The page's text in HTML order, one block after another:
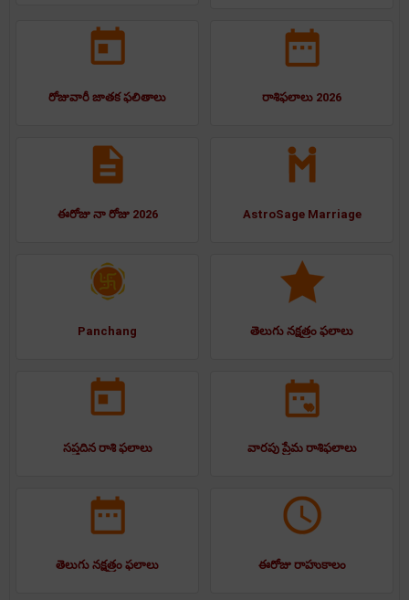
రోజువారీ జాతక ఫలితాలు రాశిఫలాలు 2026
ఈరోజు నా రోజు 2026 AstroSage Marriage
Panchang తెలుగు నక్షత్రం ఫలాలు
సప్తదిన రాశి ఫలాలు వారపు ప్రేమ రాశిఫలాలు
తెలుగు నక్షత్రం ఫలాలు ఈరోజు రాహుకాలం